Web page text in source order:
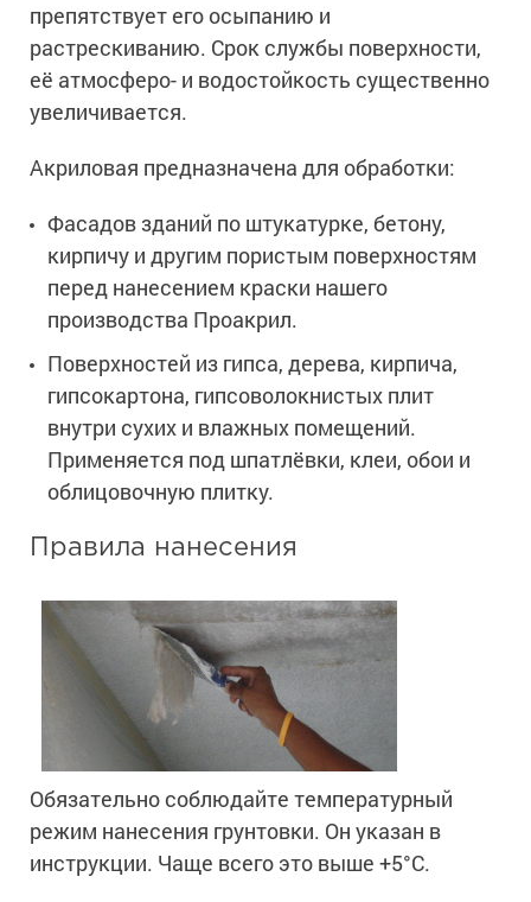
препятствует его осыпанию и
растрескиванию. Срок службы поверхности,
её атмосферо- и водостойкость существенно
увеличивается.
Акриловая предназначена для обработки:
Фасадов зданий по штукатурке, бетону,
кирпичу и другим пористым поверхностям
перед нанесением краски нашего
производства Проакрил.
Поверхностей из гипса, дерева, кирпича,
гипсокартона, гипсоволокнистых плит
внутри сухих и влажных помещений.
Применяется под шпатлёвки, клеи, обои и
облицовочную плитку.
Правила нанесения
Обязательно соблюдайте температурный
режим нанесения грунтовки. Он указан в
инструкции. Чаще всего это выше +5°С.